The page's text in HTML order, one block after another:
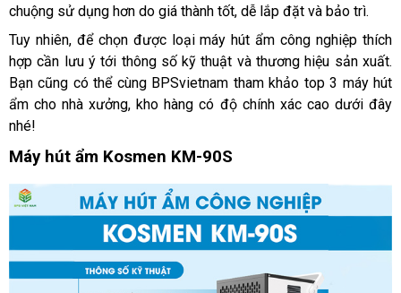
chuộng sử dụng hơn do giá thành tốt, dễ lắp đặt và bảo trì.
Tuy nhiên, để chọn được loại máy hút ẩm công nghiệp thích
hợp cần lưu ý tới thông số kỹ thuật và thương hiệu sản xuất.
Bạn cũng có thể cùng BPSvietnam tham khảo top 3 máy hút
ẩm cho nhà xưởng, kho hàng có độ chính xác cao dưới đây
nhé!
Máy hút ẩm Kosmen KM-90S